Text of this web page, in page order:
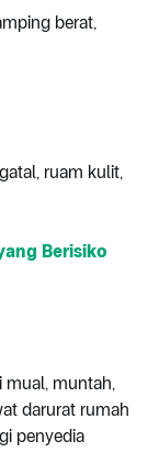
berat,
ruam kulit,
Berisiko
mual, muntah,
darurat rumah
penyedia